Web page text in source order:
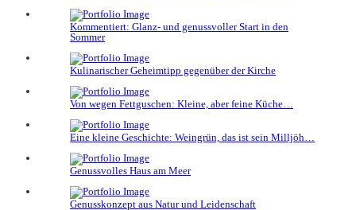
Kommentiert: Glanz- und genussvoller Start in den
Sommer
Kulinarischer Geheimtipp gegenüber der Kirche
Von wegen Fettguschen: Kleine, aber feine Küche…
Eine kleine Geschichte: Weingrün, das ist sein Milljöh…
Genussvolles Haus am Meer
Genusskonzept aus Natur und Leidenschaft